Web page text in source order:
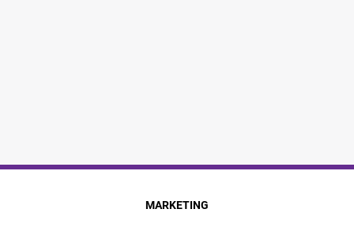
MARKETING